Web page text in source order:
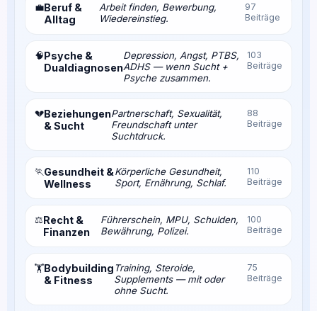
💼Beruf &
Alltag
Arbeit finden, Bewerbung,
Wiedereinstieg.
97
Beiträge
🧠Psyche &
Dualdiagnosen
Depression, Angst, PTBS,
ADHS — wenn Sucht +
Psyche zusammen.
103
Beiträge
💔Beziehungen
& Sucht
Partnerschaft, Sexualität,
Freundschaft unter
Suchtdruck.
88
Beiträge
🏃Gesundheit &
Wellness
Körperliche Gesundheit,
Sport, Ernährung, Schlaf.
110
Beiträge
⚖️Recht &
Finanzen
Führerschein, MPU, Schulden,
Bewährung, Polizei.
100
Beiträge
🏋️Bodybuilding
& Fitness
Training, Steroide,
Supplements — mit oder
ohne Sucht.
75
Beiträge